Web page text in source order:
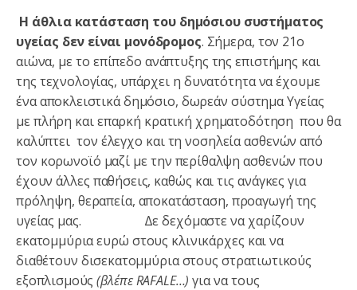
Η άθλια κατάσταση του δημόσιου συστήματος
υγείας δεν είναι μονόδρομος. Σήμερα, τον 21ο
αιώνα, με το επίπεδο ανάπτυξης της επιστήμης και
της τεχνολογίας, υπάρχει η δυνατότητα να έχουμε
ένα αποκλειστικά δημόσιο, δωρεάν σύστημα Υγείας
με πλήρη και επαρκή κρατική χρηματοδότηση που θα
καλύπτει τον έλεγχο και τη νοσηλεία ασθενών από
τον κορωνοϊό μαζί με την περίθαλψη ασθενών που
έχουν άλλες παθήσεις, καθώς και τις ανάγκες για
πρόληψη, θεραπεία, αποκατάσταση, προαγωγή της
υγείας μας. Δε δεχόμαστε να χαρίζουν
εκατομμύρια ευρώ στους κλινικάρχες και να
διαθέτουν δισεκατομμύρια στους στρατιωτικούς
εξοπλισμούς(βλέπε RAFALE…) για να τους